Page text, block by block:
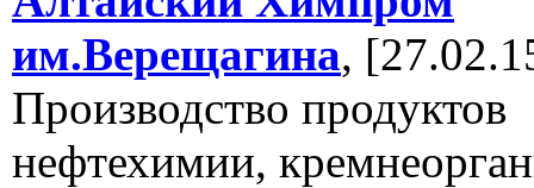
им.Верещагина,
Производство продуктов
нефтехимии,